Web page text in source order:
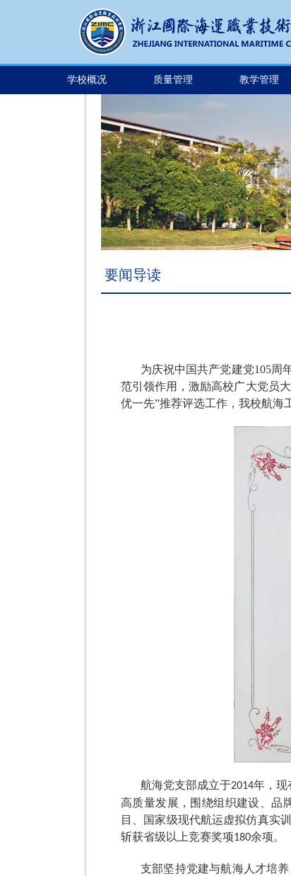
学校概况 质量管理 教学管理
要闻导读
为庆祝中国共产党建党105周
范引领作用，激励高校广大党员
优一先”推荐评选工作，我校航海
航海党支部成立于2014年，现
高质量发展，围绕组织建设、品
目、国家级现代航运虚拟仿真实
斩获省级以上竞赛奖项180余项。
支部坚持党建与航海人才培